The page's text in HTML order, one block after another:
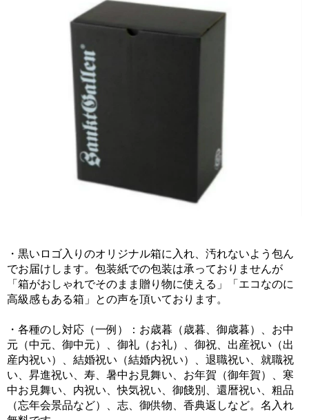
・黒いロゴ入りのオリジナル箱に入れ、汚れないよう包ん
でお届けします。包装紙での包装は承っておりませんが
「箱がおしゃれでそのまま贈り物に使える」「エコなのに
高級感もある箱」との声を頂いております。
・各種のし対応（一例）：お歳暮（歳暮、御歳暮）、お中
元（中元、御中元）、御礼（お礼）、御祝、出産祝い（出
産内祝い）、結婚祝い（結婚内祝い）、退職祝い、就職祝
い、昇進祝い、寿、暑中お見舞い、お年賀（御年賀）、寒
中お見舞い、内祝い、快気祝い、御餞別、還暦祝い、粗品
（忘年会景品など）、志、御供物、香典返しなど。名入れ